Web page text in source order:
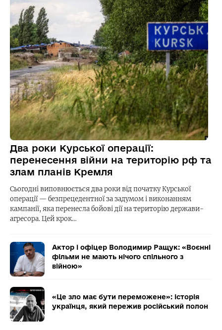
Два роки Курської операції:
перенесення війни на територію рф та
злам планів Кремля
Сьогодні виповнюється два роки від початку Курської
операції — безпрецедентної за задумом і виконанням
кампанії, яка перенесла бойові дії на територію держави-
агресора. Цей крок…
Актор і офіцер Володимир Ращук: «Воєнні
фільми не мають нічого спільного з
війною»
«Це зло має бути переможене»: історія
українця, який пережив російський полон